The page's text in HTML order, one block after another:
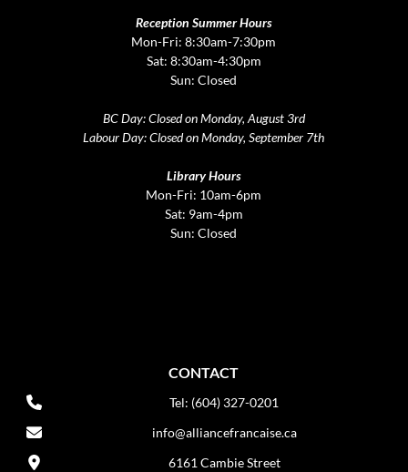
Reception Summer Hours
Mon-Fri: 8:30am-7:30pm
Sat: 8:30am-4:30pm
Sun: Closed
BC Day: Closed on Monday, August 3rd
Labour Day: Closed on Monday, September 7th
Library Hours
Mon-Fri: 10am-6pm
Sat: 9am-4pm
Sun: Closed
CONTACT
Tel: (604) 327-0201
info@alliancefrancaise.ca
6161 Cambie Street